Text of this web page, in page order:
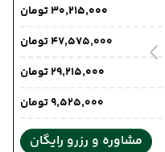
۳۰٬۲۱۵٬۰۰۰ تومان
۴۷٬۵۷۵٬۰۰۰ تومان
۲۹٬۲۱۵٬۰۰۰ تومان
۹٬۵۲۵٬۰۰۰ تومان
مشاوره و رزرو رایگان